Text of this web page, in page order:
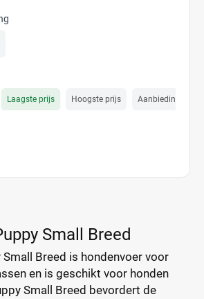
Laagste prijs Hoogste prijs Aanbiedings prijs
Small Breed
Breed is hondenvoer voor
en is geschikt voor honden
Small Breed bevordert de